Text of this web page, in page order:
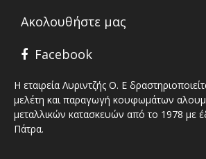
Ακολουθήστε μας
Facebook
Η εταιρεία Λυριντζής Ο. Ε
μελέτη και παραγωγή κουφωμάτων
μεταλλικών κατασκευών από το 1978 με
Πάτρα.